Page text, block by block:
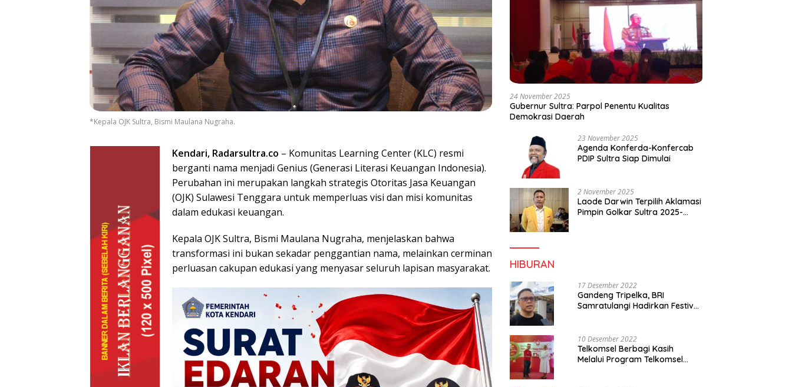
*Kepala OJK Sultra, Bismi Maulana Nugraha.
Kendari, Radarsultra.co – Komunitas Learning Center (KLC) resmi
berganti nama menjadi Genius (Generasi Literasi Keuangan Indonesia).
Perubahan ini merupakan langkah strategis Otoritas Jasa Keuangan
(OJK) Sulawesi Tenggara untuk memperluas visi dan misi komunitas
dalam edukasi keuangan.
Kepala OJK Sultra, Bismi Maulana Nugraha, menjelaskan bahwa
transformasi ini bukan sekadar penggantian nama, melainkan cerminan
perluasan cakupan edukasi yang menyasar seluruh lapisan masyarakat.
24 November 2025
Gubernur Sultra: Parpol Penentu Kualitas
Demokrasi Daerah
23 November 2025
Agenda Konferda-Konfercab
PDIP Sultra Siap Dimulai
2 November 2025
Laode Darwin Terpilih Aklamasi
Pimpin Golkar Sultra 2025-
HIBURAN
17 Desember 2022
Gandeng Tripelka, BRI
Samratulangi Hadirkan Festival
10 Desember 2022
Telkomsel Berbagi Kasih
Melalui Program Telkomsel